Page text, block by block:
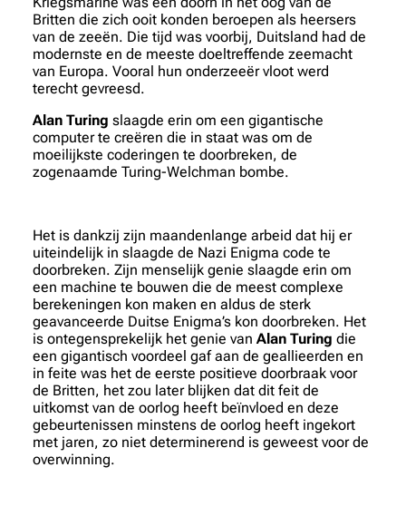
Britten die zich ooit konden beroepen als heersers
van de zeeën. Die tijd was voorbij, Duitsland had de
modernste en de meeste doeltreffende zeemacht
van Europa. Vooral hun onderzeeër vloot werd
terecht gevreesd.
Alan Turing slaagde erin om een gigantische
computer te creëren die in staat was om de
moeilijkste coderingen te doorbreken, de
zogenaamde Turing-Welchman bombe.
Het is dankzij zijn maandenlange arbeid dat hij er
uiteindelijk in slaagde de Nazi Enigma code te
doorbreken. Zijn menselijk genie slaagde erin om
een machine te bouwen die de meest complexe
berekeningen kon maken en aldus de sterk
geavanceerde Duitse Enigma’s kon doorbreken. Het
is ontegensprekelijk het genie van Alan Turing die
een gigantisch voordeel gaf aan de geallieerden en
in feite was het de eerste positieve doorbraak voor
de Britten, het zou later blijken dat dit feit de
uitkomst van de oorlog heeft beïnvloed en deze
gebeurtenissen minstens de oorlog heeft ingekort
met jaren, zo niet determinerend is geweest voor de
overwinning.